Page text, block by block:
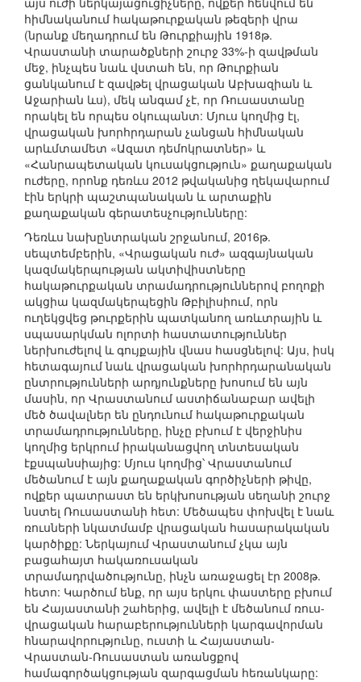
հիմնականում հակաթուրքական թեզերի վրա
(նրանք մեղադրում են Թուրքիային 1918թ.
Վրաստանի տարածքների շուրջ 33%-ի զավթման
մեջ, ինչպես նաև վստահ են, որ Թուրքիան
ցանկանում է զավթել վրացական Աբխազիան և
Աջարիան ևս), մեկ անգամ չէ, որ Ռուսաստանը
որակել են որպես օկուպանտ: Մյուս կողմից էլ,
վրացական խորհրդարան չանցան հիմնական
արևմտամետ «Ազատ դեմոկրատներ» և
«Հանրապետական կուսակցություն» քաղաքական
ուժերը, որոնք դեռևս 2012 թվականից ղեկավարում
էին երկրի պաշտպանական և արտաքին
քաղաքական գերատեսչությունները:
Դեռևս նախընտրական շրջանում, 2016թ.
սեպտեմբերին, «Վրացական ուժ» ազգայնական
կազմակերպության ակտիվիստները
հակաթուրքական տրամադրություններով բողոքի
ակցիա կազմակերպեցին Թբիլիսիում, որն
ուղեկցվեց թուրքերին պատկանող առևտրային և
սպասարկման ոլորտի հաստատություններ
ներխուժելով և գույքային վնաս հասցնելով: Այս, իսկ
հետագայում նաև վրացական խորհրդարանական
ընտրությունների արդյունքները խոսում են այն
մասին, որ Վրաստանում աստիճանաբար ավելի
մեծ ծավալներ են ընդունում հակաթուրքական
տրամադրությունները, ինչը բխում է վերջինիս
կողմից երկրում իրականացվող տնտեսական
էքսպանսիայից: Մյուս կողմից՝ Վրաստանում
մեծանում է այն քաղաքական գործիչների թիվը,
ովքեր պատրաստ են երկխոսության սեղանի շուրջ
նստել Ռուսաստանի հետ: Մեծապես փոխվել է նաև
ռուսների նկատմամբ վրացական հասարակական
կարծիքը: Ներկայում Վրաստանում չկա այն
բացահայտ հակառուսական
տրամադրվածությունը, ինչն առաջացել էր 2008թ.
հետո: Կարծում ենք, որ այս երկու փաստերը բխում
են Հայաստանի շահերից, ավելի է մեծանում ռուս-
վրացական հարաբերությունների կարգավորման
հնարավորությունը, ուստի և Հայաստան-
Վրաստան-Ռուսաստան առանցքով
համագործակցության զարգացման հեռանկարը: